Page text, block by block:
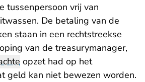
tussenpersoon vrij van
De betaling van de
staan in een rechtstreekse
van de treasurymanager,
opzet had op het
geld kan niet bewezen worden.